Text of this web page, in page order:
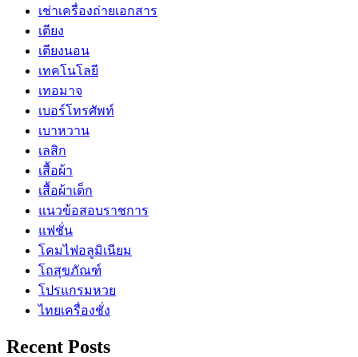
เช่าเครื่องถ่ายเอกสาร
เตียง
เตียงนอน
เทคโนโลยี
เทอมาจ
เบอร์โทรศัพท์
เบาหวาน
เลสิก
เสื้อผ้า
เสื้อผ้าเด็ก
แนวข้อสอบราชการ
แฟชั่น
โคมไฟอลูมิเนียม
โถสุขภัณฑ์
โปรแกรมหวย
ไทยเครื่องชั่ง
Recent Posts